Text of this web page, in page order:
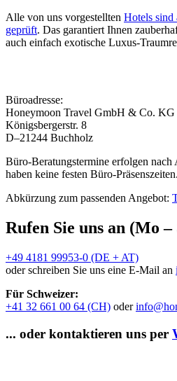
Alle von uns vorgestellten Hotels
geprüft. Das garantiert Ihnen
auch einfach exotische Luxus-
Büroadresse:
Honeymoon Travel GmbH & Co. KG
Königsbergerstr. 8
D–21244 Buchholz
Büro-Beratungstermine erfolgen
haben keine festen Büro-Präsenszeiten.
Abkürzung zum passenden Angebot:
Rufen Sie uns an (Mo
+49 4181 99953-0 (DE + AT)
oder schreiben Sie uns eine E-Mail an
Für Schweizer:
+41 32 661 00 64 (CH) oder
... oder kontaktieren uns per